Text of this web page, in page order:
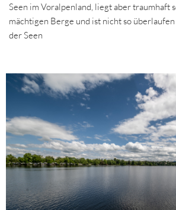
Seen im Voralpenland, liegt aber traumhaft
mächtigen Berge und ist nicht so
der Seen